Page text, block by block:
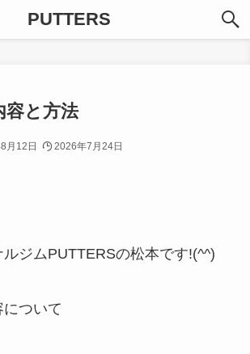
PUTTERS
容と方法
月12日 2026年7月24日
ジムPUTTERSの松本です!(^^)
ついて